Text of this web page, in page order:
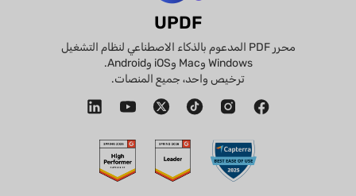
UPDF
محرر PDF المدعوم بالذكاء الاصطناعي لنظام التشغيل
Windows وMac وiOS وAndroid.
ترخيص واحد، جميع المنصات.